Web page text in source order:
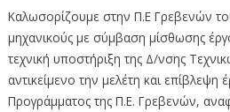
Καλωσορίζουμε στην Π.Ε Γρεβενών
μηχανικούς με σύμβαση μίσθωσης
τεχνική υποστήριξη της Δ/νσης
αντικείμενο την μελέτη και επίβλεψη
Προγράμματος της Π.Ε. Γρεβενών,